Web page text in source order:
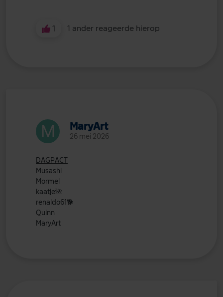
1 1 ander reageerde hierop
MaryArt
26 mei 2026
DAGPACT
Musashi
Mormel
kaatje🌺
renaldo61 🐕
Quinn
MaryArt